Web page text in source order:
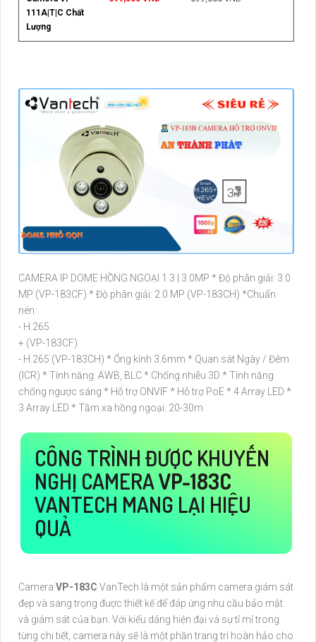
111A|T|C Chất
Lượng
CAMERA IP DOME HỒNG NGOẠI 1.3 | 3.0MP * Độ phân giải: 3.0
MP (VP-183CF) * Độ phân giải: 2.0 MP (VP-183CH) *Chuẩn
nén:
- H.265
+ (VP-183CF)
- H.265 (VP-183CH) * Ống kính 3.6mm * Quan sát Ngày / Đêm
(ICR) * Tính năng: AWB, BLC * Chống nhiễu 3D * Tính năng
chống ngược sáng * Hỗ trợ ONVIF * Hỗ trợ PoE * 4 Array LED *
3 Array LED * Tầm xa hồng ngoại: 20-30m
CÔNG TRÌNH ĐƯỢC KHUYẾN
NGHỊ CAMERAVP-183C
VANTECH MANG LẠI HIỆU
QUẢ
Camera VP-183C VanTech là một sản phẩm camera giám sát
đẹp và sang trọng được thiết kế để đáp ứng nhu cầu bảo mật
và giám sát của bạn. Với kiểu dáng hiện đại và sự tỉ mỉ trong
từng chi tiết, camera này sẽ là một phần trang trí hoàn hảo cho